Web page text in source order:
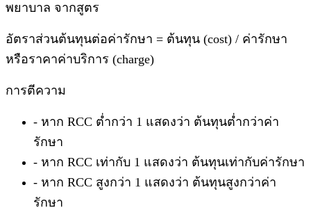
พยาบาล จากสูตร
อัตราส่วนต้นทุนต่อค่ารักษา = ต้นทุน (cost) / ค่ารักษา
หรือราคาค่าบริการ (charge)
การตีความ
- หาก RCC ต่ำกว่า 1 แสดงว่า ต้นทุนต่ำกว่าค่า
รักษา
- หาก RCC เท่ากับ 1 แสดงว่า ต้นทุนเท่ากับค่ารักษา
- หาก RCC สูงกว่า 1 แสดงว่า ต้นทุนสูงกว่าค่า
รักษา